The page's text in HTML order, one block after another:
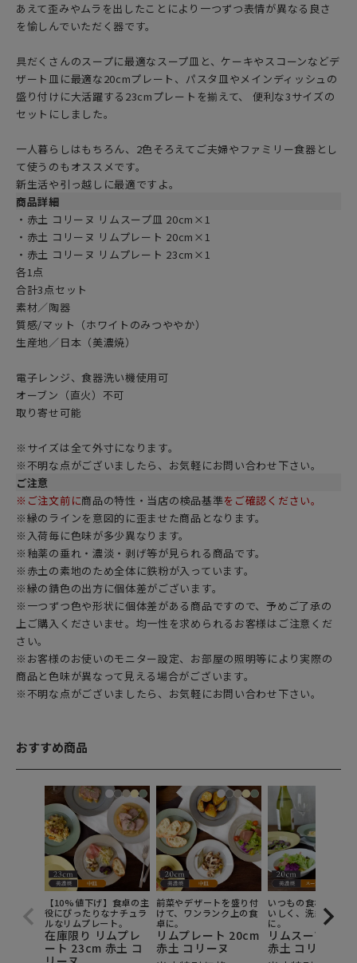
あえて歪みやムラを出したことにより一つずつ表情が異なる良さ
を愉しんでいただく器です。
具だくさんのスープに最適なスープ皿と、ケーキやスコーンなどデ
ザート皿に最適な20cmプレート、パスタ皿やメインディッシュの
盛り付けに大活躍する23cmプレートを揃えて、 便利な3サイズの
セットにしました。
一人暮らしはもちろん、2色そろえてご夫婦やファミリー食器とし
て使うのもオススメです。
新生活や引っ越しに最適ですよ。
商品詳細
・赤土 コリーヌ リムスープ皿 20cm×1
・赤土 コリーヌ リムプレート 20cm×1
・赤土 コリーヌ リムプレート 23cm×1
各1点
合計3点セット
素材／陶器
質感/マット（ホワイトのみつややか）
生産地／日本（美濃焼）
電子レンジ、食器洗い機使用可
オーブン（直火）不可
取り寄せ可能
※サイズは全て外寸になります。
※不明な点がございましたら、お気軽にお問い合わせ下さい。
ご注意
※ご注文前に商品の特性・当店の検品基準をご確認ください。
※縁のラインを意図的に歪ませた商品となります。
※入荷毎に色味が多少異なります。
※釉薬の垂れ・濃淡・剥げ等が見られる商品です。
※赤土の素地のため全体に鉄粉が入っています。
※縁の錆色の出方に個体差がございます。
※一つずつ色や形状に個体差がある商品ですので、予めご了承の
上ご購入くださいませ。均一性を求められるお客様はご注意くだ
さい。
※お客様のお使いのモニター設定、お部屋の照明等により実際の
商品と色味が異なって見える場合がございます。
※不明な点がございましたら、お気軽にお問い合わせ下さい。
おすすめ商品
【10%値下げ】食卓の主
役にぴったりなナチュラ
ルなリムプレート。
在庫限り リムプレ
ート 23cm 赤土 コ
前菜やデザートを盛り付
けて、ワンランク上の食
卓に。
リムプレート 20cm
赤土 コリーヌ
いつもの食材も一段
いしく、洗練された
に。
リムスープ皿
赤土 コリーヌ